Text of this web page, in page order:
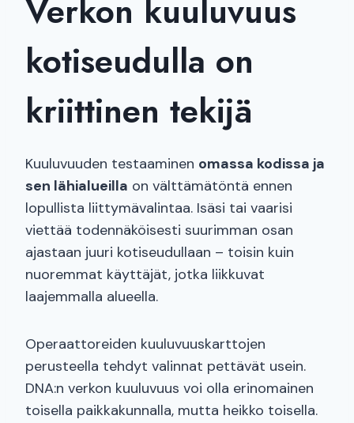
Verkon kuuluvuus
kotiseudulla on
kriittinen tekijä
Kuuluvuuden testaaminen omassa kodissa ja
sen lähialueilla on välttämätöntä ennen
lopullista liittymävalintaa. Isäsi tai vaarisi
viettää todennäköisesti suurimman osan
ajastaan juuri kotiseudullaan – toisin kuin
nuoremmat käyttäjät, jotka liikkuvat
laajemmalla alueella.
Operaattoreiden kuuluvuuskarttojen
perusteella tehdyt valinnat pettävät usein.
DNA:n verkon kuuluvuus voi olla erinomainen
toisella paikkakunnalla, mutta heikko toisella.